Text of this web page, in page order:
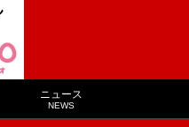
ニュース
NEWS